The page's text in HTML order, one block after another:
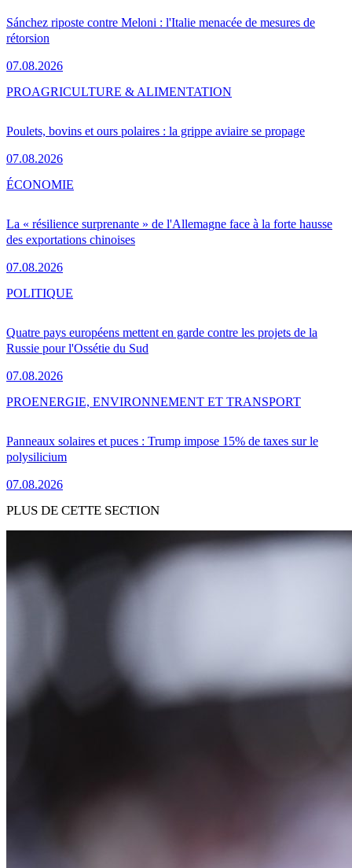
Sánchez riposte contre Meloni : l'Italie menacée de mesures de
rétorsion
07.08.2026
Poulets, bovins et ours polaires : la grippe aviaire se propage
07.08.2026
PROAGRICULTURE & ALIMENTATION
La « résilience surprenante » de l'Allemagne face à la forte hausse
des exportations chinoises
07.08.2026
ÉCONOMIE
Quatre pays européens mettent en garde contre les projets de la
Russie pour l'Ossétie du Sud
07.08.2026
POLITIQUE
Panneaux solaires et puces : Trump impose 15% de taxes sur le
polysilicium
07.08.2026
PROENERGIE, ENVIRONNEMENT ET TRANSPORT
PLUS DE CETTE SECTION